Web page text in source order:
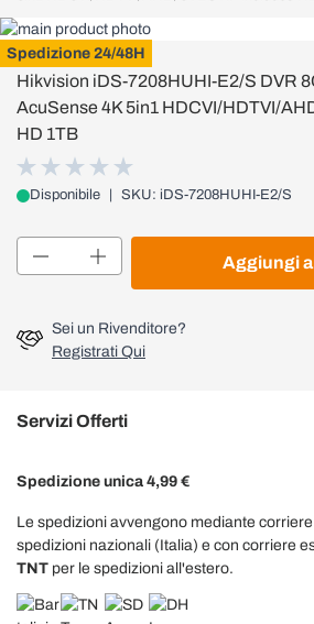
Spedizione 24/48H
HIKVISION
Hikvision iDS-7208HUHI-E2/S DVR
AcuSense 4K 5in1 HDCVI/HDTVI/
HD 1TB
Disponibile SKU: iDS-7208HUHI-E2/S
Aggiungi
Sei un Rivenditore?
Registrati Qui
Servizi Offerti
Spedizione unica 4,99 €
Le spedizioni avvengono mediante
spedizioni nazionali (Italia) e con corriere
TNT per le spedizioni all'estero.